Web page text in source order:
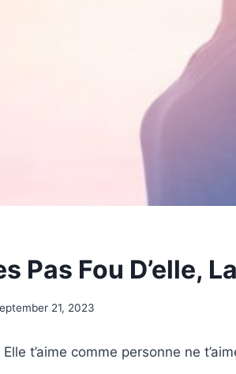
Pas Fou D’elle,
21, 2023
Elle t’aime comme personne ne